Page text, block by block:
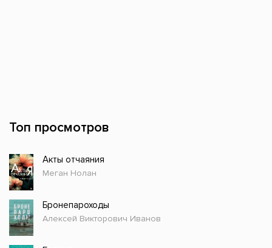
Топ просмотров
Акты отчаяния
Меган Нолан
Бронепароходы
Алексей Викторович Иванов